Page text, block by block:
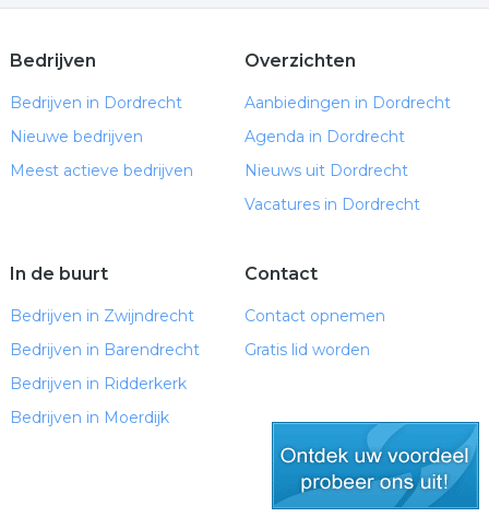
Bedrijven
Bedrijven in Dordrecht
Nieuwe bedrijven
Meest actieve bedrijven
Overzichten
Aanbiedingen in Dordrecht
Agenda in Dordrecht
Nieuws uit Dordrecht
Vacatures in Dordrecht
In de buurt
Bedrijven in Zwijndrecht
Bedrijven in Barendrecht
Bedrijven in Ridderkerk
Bedrijven in Moerdijk
Contact
Contact opnemen
Gratis lid worden